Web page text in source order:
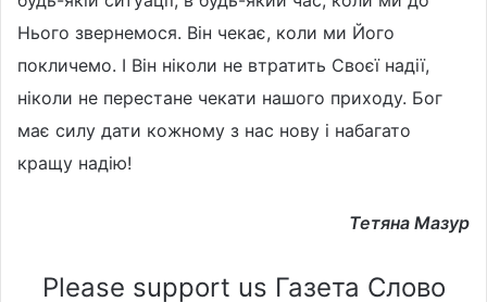
Нього звернемося. Він чекає, коли ми Його
покличемо. І Він ніколи не втратить Своєї надії,
ніколи не перестане чекати нашого приходу. Бог
має силу дати кожному з нас нову і набагато
кращу надію!
Тетяна Мазур
Please support us Газета Слово